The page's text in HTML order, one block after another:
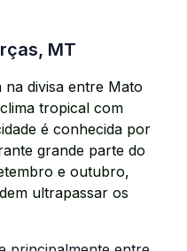
, MT
divisa entre Mato
tropical com
é conhecida por
grande parte do
e outubro,
ultrapassar os